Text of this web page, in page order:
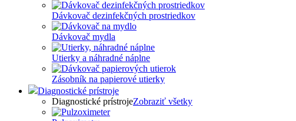
Dávkovač dezinfekčných prostriedkov
Dávkovač mydla
Utierky a náhradné náplne
Zásobník na papierové utierky
Diagnostické prístroje
Diagnostické prístrojeZobraziť všetky